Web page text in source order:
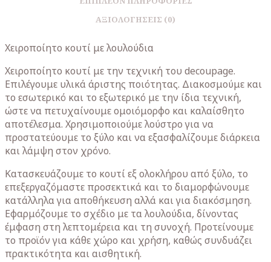
ΑΞΙΟΛΟΓΉΣΕΙΣ (0)
Χειροποίητο κουτί με λουλούδια
Χειροποίητο κουτί με την τεχνική του decoupage.
Επιλέγουμε υλικά άριστης ποιότητας. Διακοσμούμε και
το εσωτερικό και το εξωτερικό με την ίδια τεχνική,
ώστε να πετυχαίνουμε ομοιόμορφο και καλαίσθητο
αποτέλεσμα. Χρησιμοποιούμε λούστρο για να
προστατεύουμε το ξύλο και να εξασφαλίζουμε διάρκεια
και λάμψη στον χρόνο.
Κατασκευάζουμε το κουτί εξ ολοκλήρου από ξύλο, το
επεξεργαζόμαστε προσεκτικά και το διαμορφώνουμε
κατάλληλα για αποθήκευση αλλά και για διακόσμηση.
Εφαρμόζουμε το σχέδιο με τα λουλούδια, δίνοντας
έμφαση στη λεπτομέρεια και τη συνοχή. Προτείνουμε
το προϊόν για κάθε χώρο και χρήση, καθώς συνδυάζει
πρακτικότητα και αισθητική.